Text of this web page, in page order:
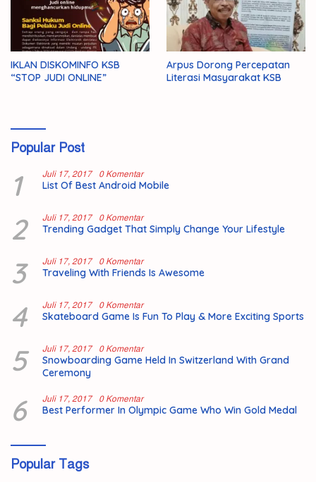
IKLAN DISKOMINFO KSB
“STOP JUDI ONLINE”
Arpus Dorong Percepatan
Literasi Masyarakat KSB
Popular Post
1 Juli 17, 2017 0 Komentar
List Of Best Android Mobile
2 Juli 17, 2017 0 Komentar
Trending Gadget That Simply Change Your Lifestyle
3 Juli 17, 2017 0 Komentar
Traveling With Friends Is Awesome
4 Juli 17, 2017 0 Komentar
Skateboard Game Is Fun To Play & More Exciting Sports
5 Juli 17, 2017 0 Komentar
Snowboarding Game Held In Switzerland With Grand
Ceremony
6 Juli 17, 2017 0 Komentar
Best Performer In Olympic Game Who Win Gold Medal
Popular Tags